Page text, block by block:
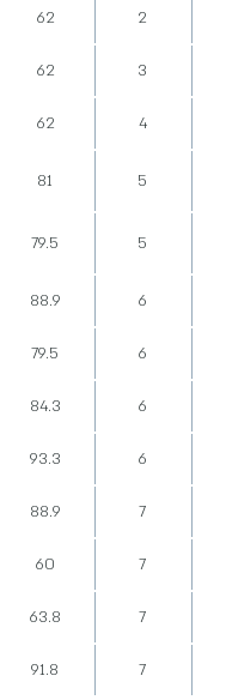
2
62
3
62
4
62
5
81
5
79.5
6
88.9
6
79.5
6
84.3
6
93.3
7
88.9
7
60
7
63.8
7
91.8